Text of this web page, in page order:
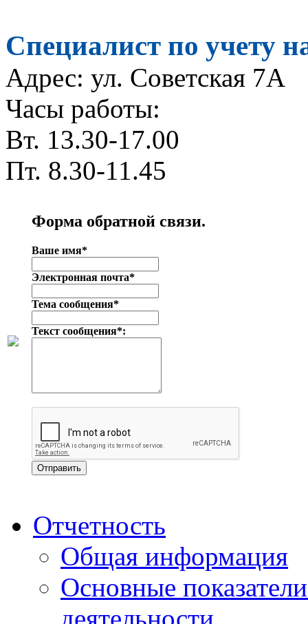
Специалист по
Адрес: ул. Советская 7А
Часы работы:
Вт. 13.30-17.00
Пт. 8.30-11.45
Форма обратной связи.
Ваше имя*
Электронная почта*
Тема сообщения*
Текст сообщения*:
Отчетность
Общая информация
Основные